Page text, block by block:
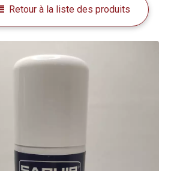
Retour à la liste des produits